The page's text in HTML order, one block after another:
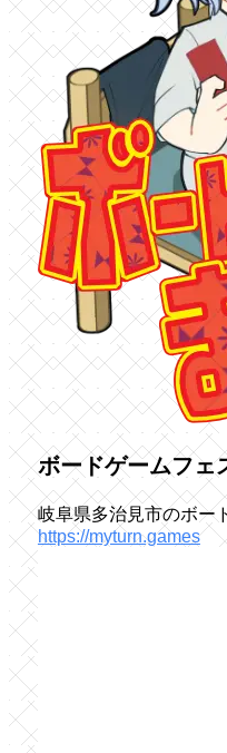
ボードゲームフェ
岐阜県多治見市のボー
https://myturn.games